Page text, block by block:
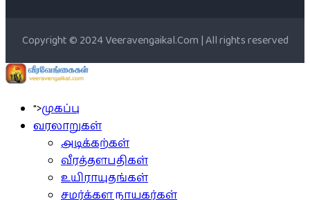
Copyright © 2024 Veeravengaikal.Com | All rights reserved
">முகப்பு
வரலாறுகள்
அடிக்கற்கள்
வீரத்தளபதிகள்
உயிராயுதங்கள்
சமர்க்கள நாயகர்கள்